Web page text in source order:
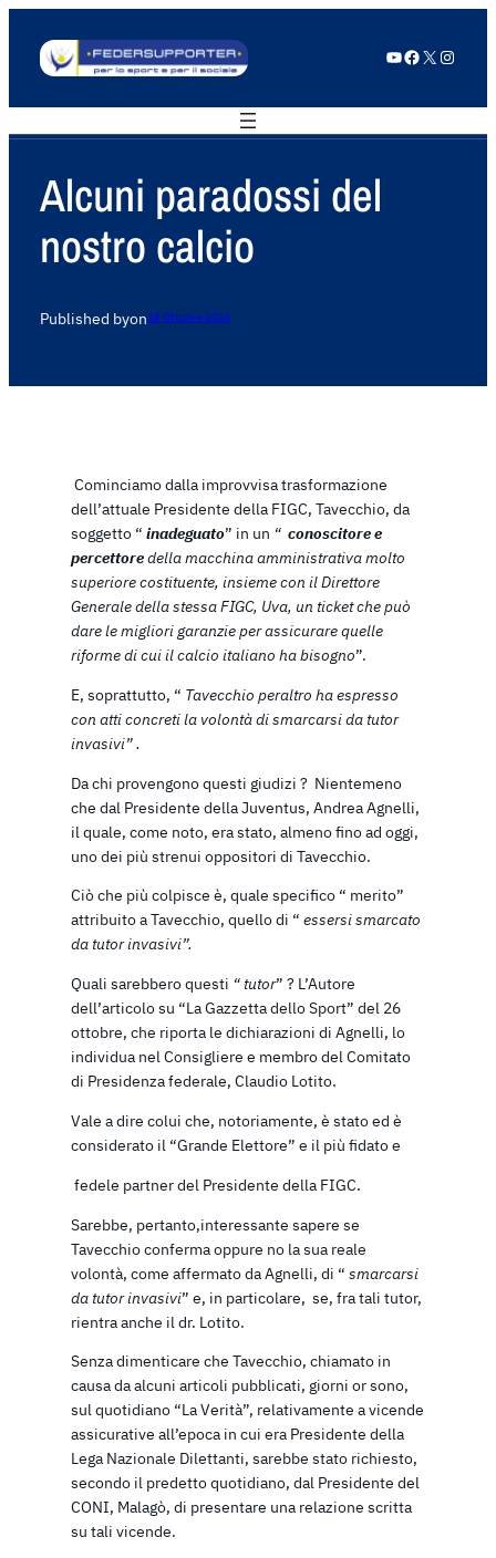
YouTube Facebook X Instagram
Alcuni paradossi del
nostro calcio
Published byon28 Ottobre 2016
Cominciamo dalla improvvisa trasformazione
dell’attuale Presidente della FIGC, Tavecchio, da
soggetto “ inadeguato” in un “ conoscitore e
percettoredella macchina amministrativa molto
superiore costituente, insieme con il Direttore
Generale della stessa FIGC, Uva, un ticket che può
dare le migliori garanzie per assicurare quelle
riforme di cui il calcio italiano ha bisogno”.
E, soprattutto, “ Tavecchio peraltro ha espresso
con atti concreti la volontà di smarcarsi da tutor
invasivi” .
Da chi provengono questi giudizi ? Nientemeno
che dal Presidente della Juventus, Andrea Agnelli,
il quale, come noto, era stato, almeno fino ad oggi,
uno dei più strenui oppositori di Tavecchio.
Ciò che più colpisce è, quale specifico “ merito”
attribuito a Tavecchio, quello di “ essersi smarcato
da tutor invasivi”.
Quali sarebbero questi “ tutor” ? L’Autore
dell’articolo su “La Gazzetta dello Sport” del 26
ottobre, che riporta le dichiarazioni di Agnelli, lo
individua nel Consigliere e membro del Comitato
di Presidenza federale, Claudio Lotito.
Vale a dire colui che, notoriamente, è stato ed è
considerato il “Grande Elettore” e il più fidato e
fedele partner del Presidente della FIGC.
Sarebbe, pertanto,interessante sapere se
Tavecchio conferma oppure no la sua reale
volontà, come affermato da Agnelli, di “ smarcarsi
da tutor invasivi” e, in particolare, se, fra tali tutor,
rientra anche il dr. Lotito.
Senza dimenticare che Tavecchio, chiamato in
causa da alcuni articoli pubblicati, giorni or sono,
sul quotidiano “La Verità”, relativamente a vicende
assicurative all’epoca in cui era Presidente della
Lega Nazionale Dilettanti, sarebbe stato richiesto,
secondo il predetto quotidiano, dal Presidente del
CONI, Malagò, di presentare una relazione scritta
su tali vicende.